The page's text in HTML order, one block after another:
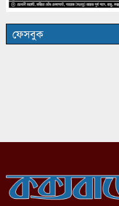
ফেসবুক